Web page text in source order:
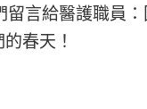
言給醫護職員
春天！